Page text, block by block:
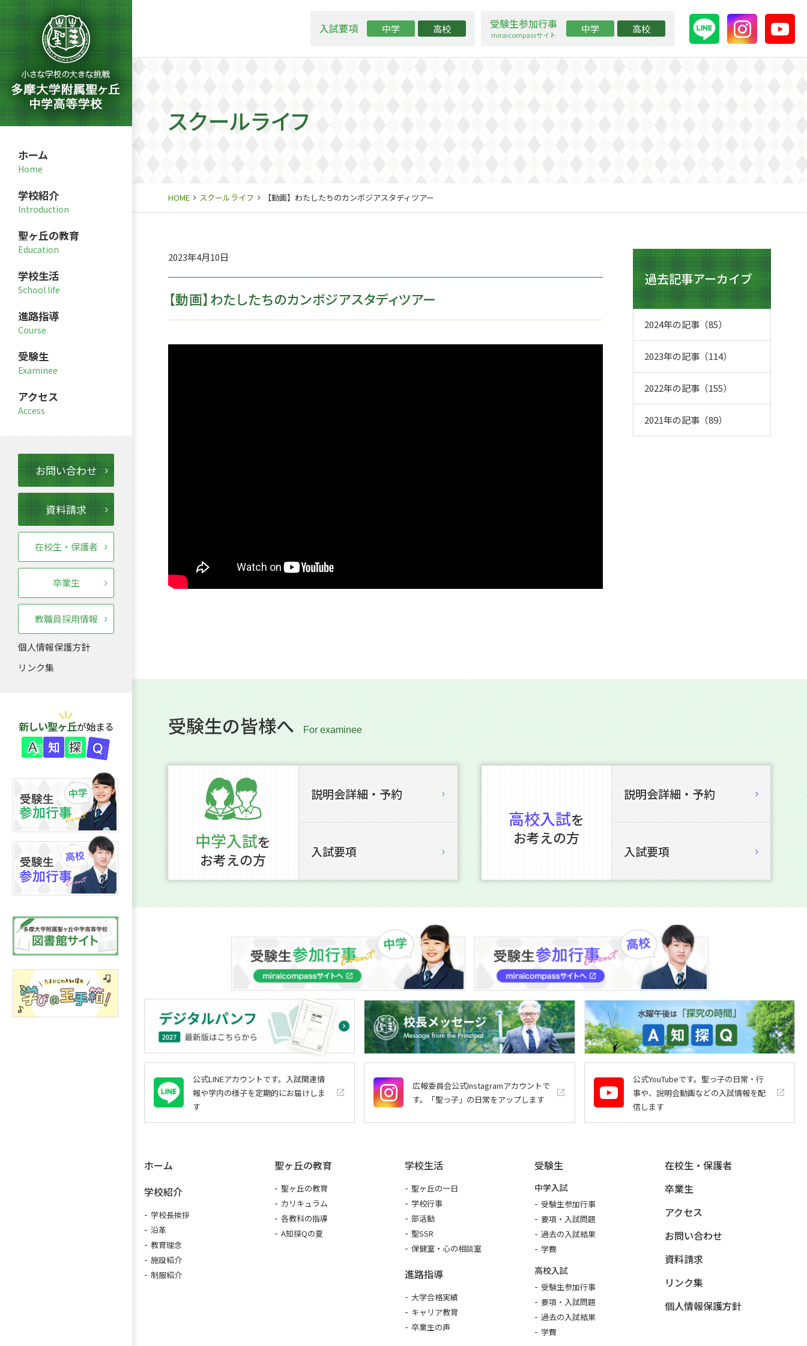
ホーム
学校紹介
聖ヶ丘の教育
学校生活
進路指導
受験生
アクセス
お問い合わせ
資料請求
在校生・保護者
卒業生
教職員採用情報
個人情報保護方針
リンク集
入試要項 中学 高校 受験生参加行事
miraicompassサイト 中学 高校
スクールライフ
HOME スクールライフ 【動画】わたしたちのカンボジアスタディツアー
2023年4月10日
【動画】わたしたちのカンボジアスタディツアー
過去記事アーカイブ
2024年の記事（85）
2023年の記事（114）
2022年の記事（155）
2021年の記事（89）
受験生の皆様へ
中学入試を
お考えの方
説明会詳細・予約
入試要項
高校入試を
お考えの方
説明会詳細・予約
入試要項
公式LINEアカウントです。入試関連情
報や学内の様子を定期的にお届けしま
す
launch
広報委員会公式Instagramアカウントで
す。「聖っ子」の日常をアップします
launch
公式YouTubeです。聖っ子の日常・行
事や、説明会動画などの入試情報を配
信します
launch
ホーム
学校紹介
学校長挨拶
沿革
教育理念
施設紹介
制服紹介
聖ヶ丘の教育
聖ヶ丘の教育
カリキュラム
各教科の指導
A知探Qの夏
学校生活
聖ヶ丘の一日
学校行事
部活動
聖SSR
保健室・心の相談室
進路指導
大学合格実績
キャリア教育
卒業生の声
受験生
中学入試
受験生参加行事
要項・入試問題
過去の入試結果
学費
高校入試
受験生参加行事
要項・入試問題
過去の入試結果
学費
在校生・保護者
卒業生
アクセス
お問い合わせ
資料請求
リンク集
個人情報保護方針